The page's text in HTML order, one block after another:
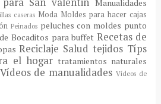
Manualidades
caseras Moda Moldes para hacer cajas
Peinados peluches con moldes punto
Bocaditos para buffet Recetas de
Reciclaje Saludtejidos Típs
el hogar tratamientos naturales
Vídeos de manualidadesVídeos de